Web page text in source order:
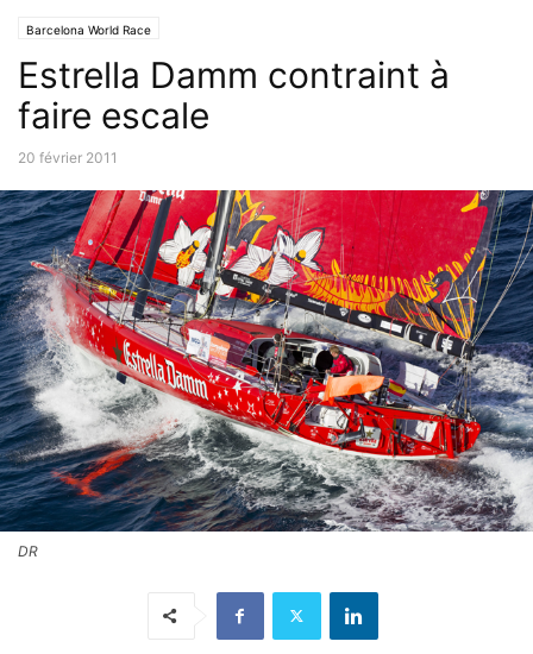
Barcelona World Race
Estrella Damm contraint à
faire escale
20 février 2011
DR